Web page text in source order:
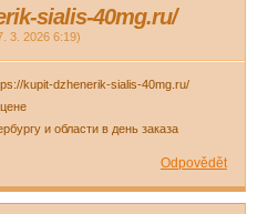
sialis-40mg.ru/
3. 2026 6:19)
kupit-dzhenerik-sialis-40mg.ru/
и области в день заказа
Odpovědět